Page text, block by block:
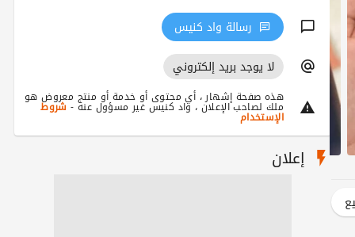
رسالة واد كنيس
لا يوجد بريد إلكتروني
هذه صفحة إشهار ، أي محتوى أو خدمة أو منتج معروض هو
ملك لصاحب الإعلان ، واد كنيس غير مسؤول عنه - شروط
الإستخدام
إعلان